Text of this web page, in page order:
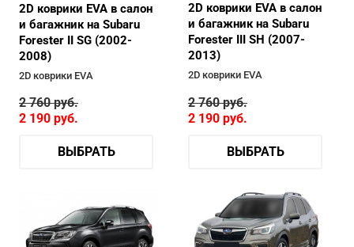
2D коврики EVA в салон
и багажник на Subaru
Forester II SG (2002-
2008)
2D коврики EVA
2 760руб.
2 190 руб.
ВЫБРАТЬ
2D коврики EVA в салон
и багажник на Subaru
Forester III SH (2007-
2013)
2D коврики EVA
2 760руб.
2 190 руб.
ВЫБРАТЬ